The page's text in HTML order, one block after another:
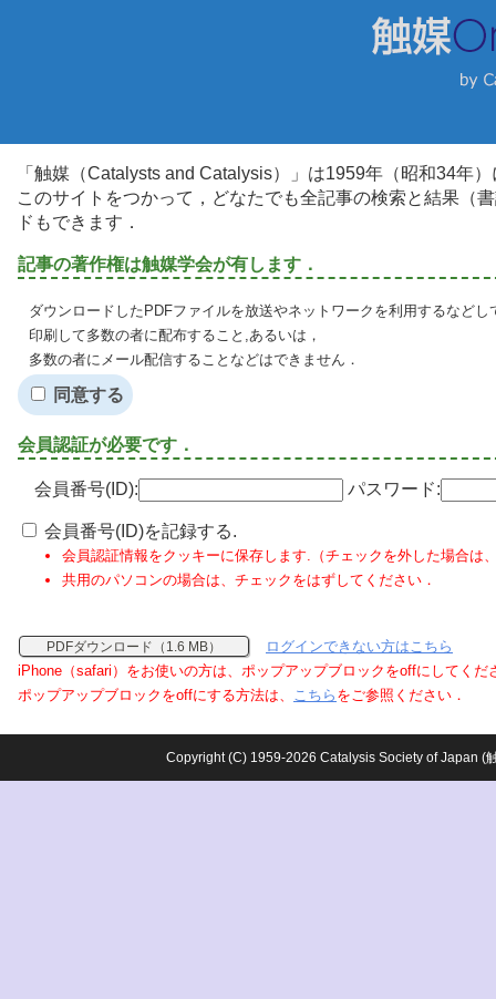
「触媒（Catalysts and Catalysis）」は1959年（昭和34年
このサイトをつかって，どなたでも全記事の検索と結果（
ドもできます．
記事の著作権は触媒学会が有します．
ダウンロードしたPDFファイルを放送やネットワークを利用するなど
印刷して多数の者に配布すること,あるいは，
多数の者にメール配信することなどはできません．
同意する
会員認証が必要です．
会員番号(ID): パスワード:
会員番号(ID)を記録する.
会員認証情報をクッキーに保存します.（チェックを外した場合は
共用のパソコンの場合は、チェックをはずしてください．
PDFダウンロード（1.6 MB）
ログインできない方はこちら
iPhone（safari）をお使いの方は、ポップアップブロックをoffにしてくだ
ポップアップブロックをoffにする方法は、 こちら をご参照ください．
Copyright (C) 1959-2026 Catalysis Society of Japan (